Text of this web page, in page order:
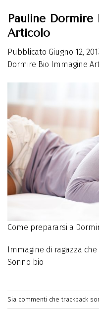
Pauline
Articolo
Pubblicato Giugno 12,
Dormire Bio Immagine
Come prepararsi a
Immagine di ragazza
Sonno bio
Sia commenti che trackback